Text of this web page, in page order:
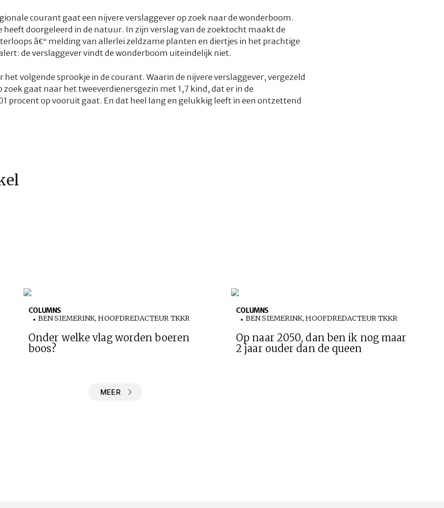
courant gaat een nijvere verslaggever op zoek naar de wonderboom.
heeft doorgeleerd in de natuur. In zijn verslag van de zoektocht maakt de
â€“ melding van allerlei zeldzame planten en diertjes in het prachtige
de verslaggever vindt de wonderboom uiteindelijk niet.
volgende sprookje in de courant. Waarin de nijvere verslaggever, vergezeld
zoek gaat naar het tweeverdienersgezin met 1,7 kind, dat er in de
procent op vooruit gaat. En dat heel lang en gelukkig leeft in een ontzettend
COLUMNS
BEN SIEMERINK, HOOFDREDACTEUR TKKR
Onder welke vlag worden boeren
boos?
COLUMNS
BEN SIEMERINK, HOOFDREDACTEUR TKKR
Op naar 2050, dan ben ik nog maar
2 jaar ouder dan de queen
MEER